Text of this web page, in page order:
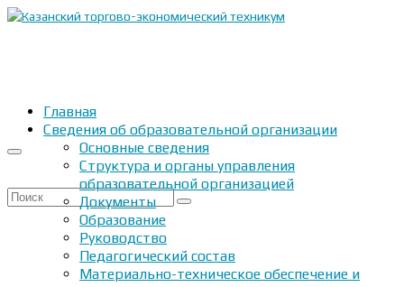
Искать:
Главная
Сведения об образовательной организации
Основные сведения
Структура и органы управления
образовательной организацией
Документы
Образование
Руководство
Педагогический состав
Материально-техническое обеспечение и